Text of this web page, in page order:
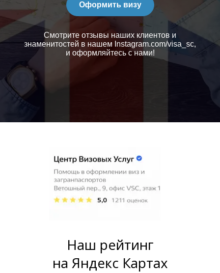
Оформить визу
Смотрите отзывы наших клиентов и
знаменитостей в нашем Instagram.com/visa_sc,
и оформляйтесь с нами!
Наш рейтинг
на Яндекс Картах